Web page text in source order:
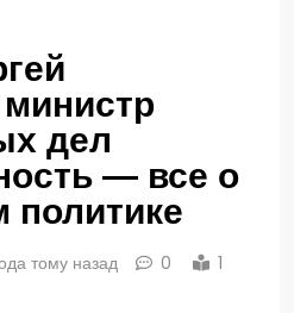
дел
— все о
политике
тому назад 0
1